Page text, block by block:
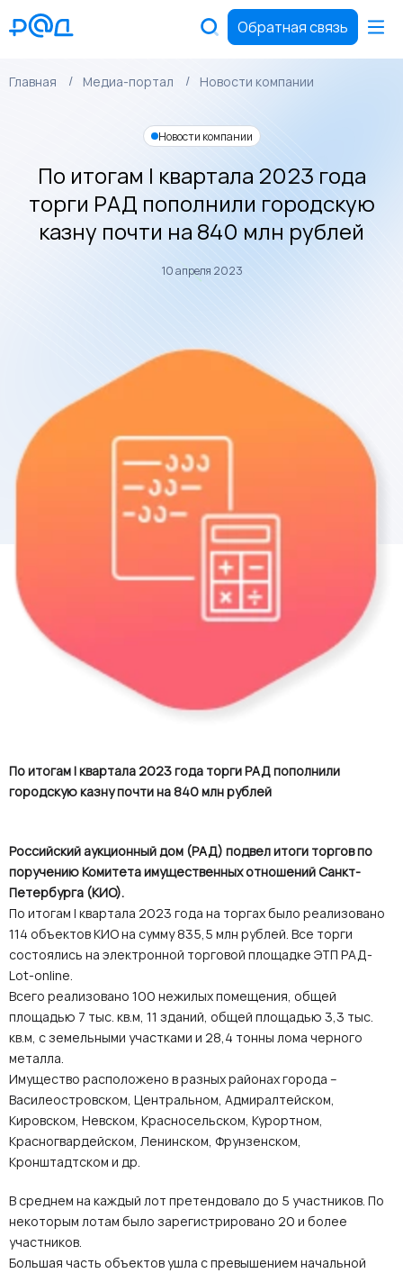
Обратная связь
Главная Медиа-портал Новости компании
Новости компании
По итогам I квартала 2023 года
торги РАД пополнили городскую
казну почти на 840 млн рублей
10 апреля 2023
По итогам I квартала 2023 года торги РАД пополнили
городскую казну почти на 840 млн рублей
Российский аукционный дом (РАД) подвел итоги торгов по
поручению Комитета имущественных отношений Санкт-
Петербурга (КИО).
По итогам I квартала 2023 года на торгах было реализовано
114 объектов КИО на сумму 835,5 млн рублей. Все торги
состоялись на электронной торговой площадке ЭТП РАД-
Lot-online.
Всего реализовано 100 нежилых помещения, общей
площадью 7 тыс. кв.м, 11 зданий, общей площадью 3,3 тыс.
кв.м, с земельными участками и 28,4 тонны лома черного
металла.
Имущество расположено в разных районах города –
Василеостровском, Центральном, Адмиралтейском,
Кировском, Невском, Красносельском, Курортном,
Красногвардейском, Ленинском, Фрунзенском,
Кронштадтском и др.
В среднем на каждый лот претендовало до 5 участников. По
некоторым лотам было зарегистрировано 20 и более
участников.
Большая часть объектов ушла с превышением начальной